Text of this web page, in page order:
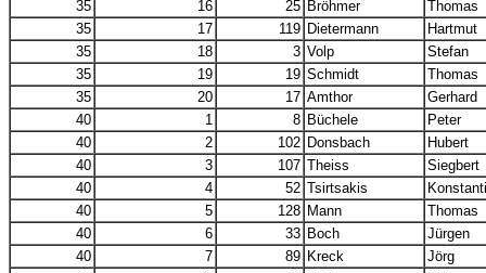
35
16 25 Bröhmer
Thomas
35
17 119 Dietermann
Hartmut
35
18 3 Volp
Stefan
35
19 19 Schmidt
Thomas
35
20 17 Amthor
Gerhard
40
1 8 Büchele
Peter
40
2 102 Donsbach
Hubert
40
3 107 Theiss
Siegbert
40
4 52 Tsirtsakis
40
5 128 Mann
Thomas
40
6 33 Boch
Jürgen
40
7 89 Kreck
Jörg